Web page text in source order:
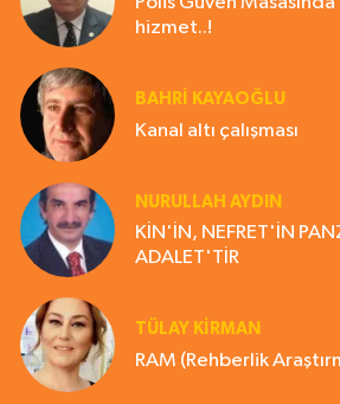
hizmet..!
BAHRI KAYAOĞLU
Kanal altı çalışması
NURULLAH AYDIN
KİN'İN, NEFRET'İN
ADALET'TİR
TÜLAY KİRMAN